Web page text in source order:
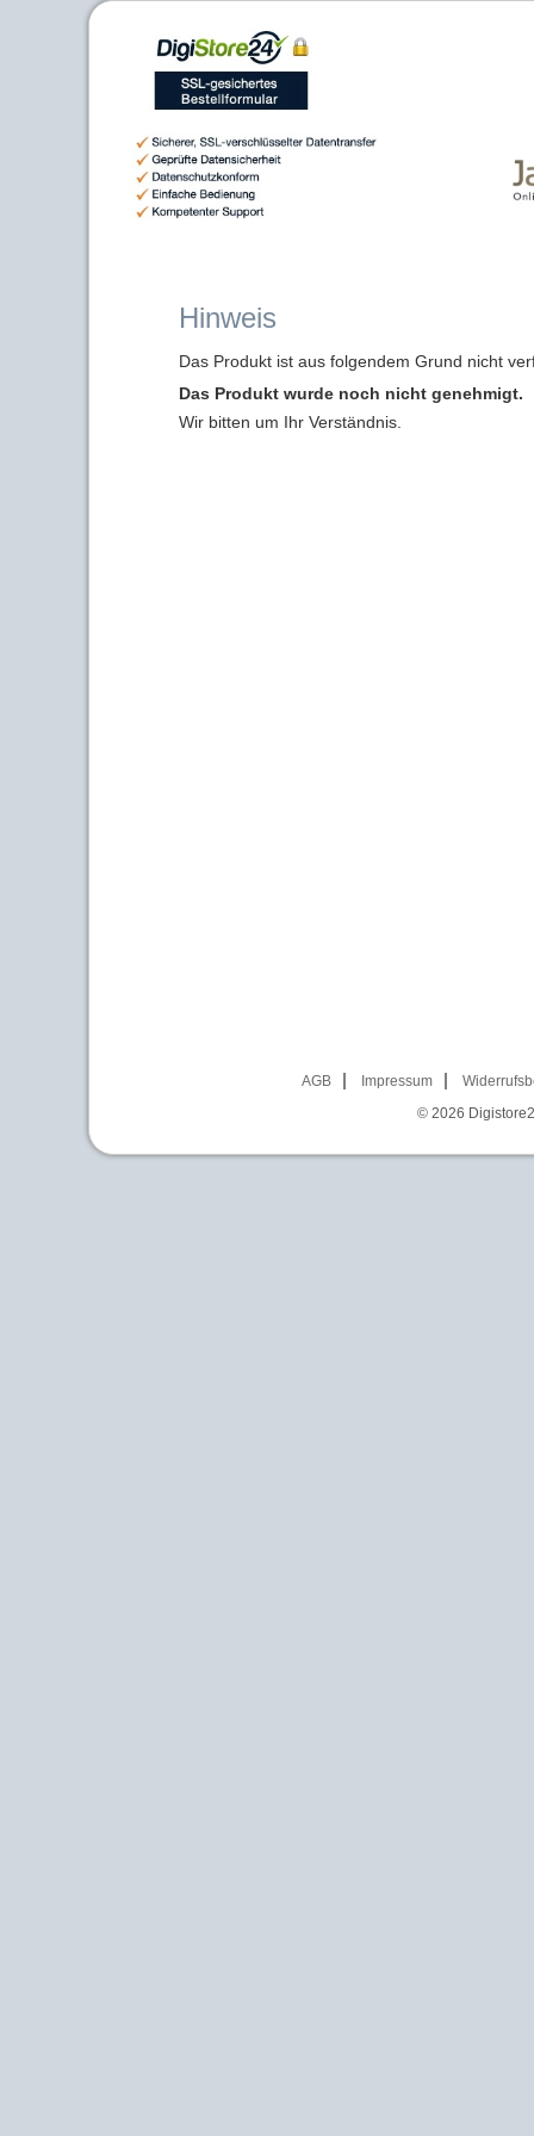
Hinweis
Das Produkt ist aus folgendem Grund nicht
Das Produkt wurde noch nicht genehmigt.
Wir bitten um Ihr Verständnis.
AGB Impressum
© 2026